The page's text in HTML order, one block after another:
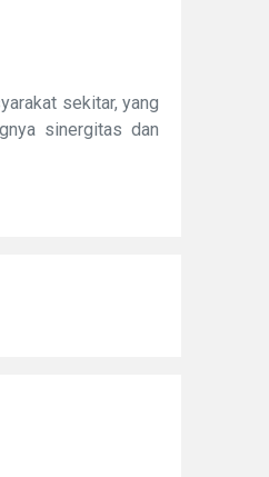
sekitar, yang
sinergitas dan